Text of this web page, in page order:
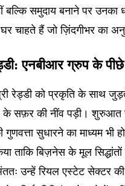
बल्कि समुदाय बनाने पर
चाहते हैं जो ज़िंदगीभर का
एनबीआर ग्रुप के पीछे
रेड्डी को प्रकृति के साथ
के सफ़र की नींव पड़ी। शुरुआत
सुधारने का माध्यम भी
ताकि बिज़नेस के मूल
उन्हें रियल एस्टेट सेक्टर